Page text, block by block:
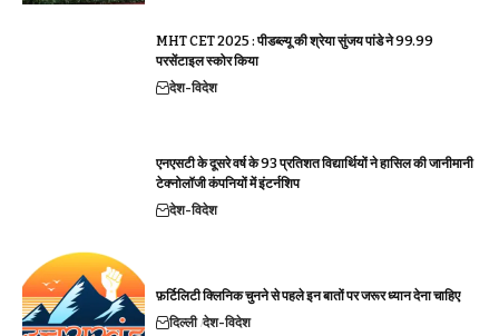
MHT CET 2025 : पीडब्ल्यू की श्रेया सुंजय पांडे ने 99.99
परसेंटाइल स्कोर किया
देश-विदेश
एनएसटी के दूसरे वर्ष के 93 प्रतिशत विद्यार्थियों ने हासिल की जानीमानी
टेक्नोलॉजी कंपनियों में इंटर्नशिप
देश-विदेश
फ़र्टिलिटी क्लिनिक चुनने से पहले इन बातों पर जरूर ध्यान देना चाहिए
दिल्ली देश-विदेश